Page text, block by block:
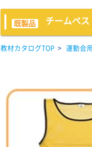
既製品 チームベ
教材カタログTOP > 運動会